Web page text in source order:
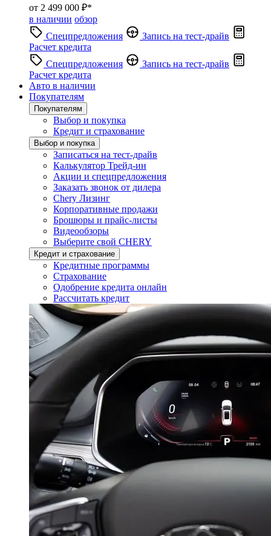
от 2 499 000 ₽*
в наличии обзор
Спецпредложения
Запись на тест-драйв
Расчет кредита
Спецпредложения
Запись на тест-драйв
Расчет кредита
Авто в наличии
Покупателям
Покупателям
Выбор и покупка
Кредит и страхование
Выбор и покупка
Записаться на тест-драйв
Калькулятор Трейд-ин
Акции и спецпредложения
Заказать звонок от дилера
Chery Лизинг
Корпоративные продажи
Брошюры и прайс-листы
Видеообзоры
Выберите свой CHERY
Кредит и страхование
Кредитные программы
Страхование
Одобрение кредита онлайн
Рассчитать кредит